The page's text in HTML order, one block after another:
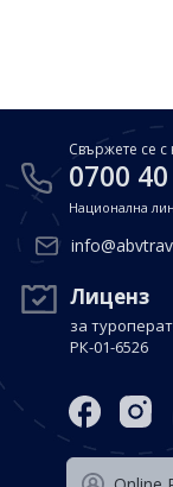
Почивки в
Почивки в
Почивки в
Почивка в
Политика за
Контакти
Вход за
Свържете се
0700
Свържете се с
0700
Национална
Лиценз
за
РК-01-6526